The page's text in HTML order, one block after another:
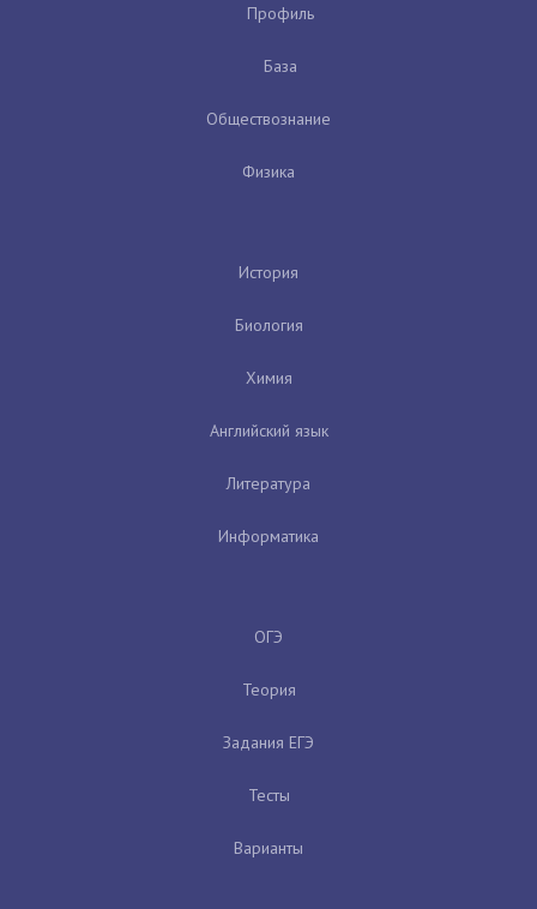
Профиль
База
Обществознание
Физика
История
Биология
Химия
Английский язык
Литература
Информатика
ОГЭ
Теория
Задания ЕГЭ
Тесты
Варианты